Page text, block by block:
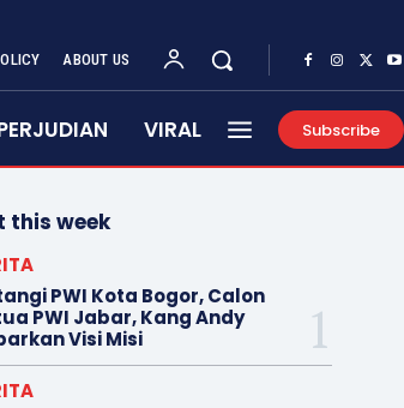
ABOUT US
VIRAL Subscribe
this week
PWI Kota Bogor, Calon
PWI Jabar, Kang Andy
Visi Misi